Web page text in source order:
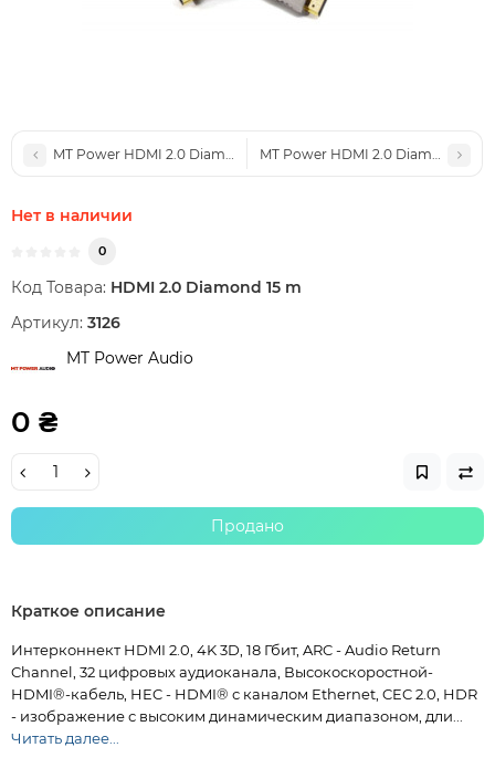
MT Power HDMI 2.0 Diamond 5 mMT Power HDMI 2.0 Diamond 10 m
Нет в наличии
0
Код Товара: HDMI 2.0 Diamond 15 m
Артикул: 3126
MT Power Audio
0 ₴
Продано
Краткое описание
Интерконнект HDMI 2.0, 4K 3D, 18 Гбит, ARC - Audio Return
Channel, 32 цифровых аудиоканала, Высокоскоростной-
HDMI®-кабель, HEC - HDMI® с каналом Ethernet, CEC 2.0, HDR
- изображение с высоким динамическим диапазоном, дли...
Читать далее...